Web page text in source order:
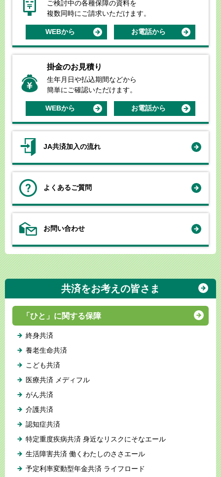
ご検討中の各種保障の資料を
複数同時にご請求いただけます。
WEBから お電話から
掛金のお見積り
生年月日や払込期間などから
簡単にご確認いただけます。
WEBから お電話から
JA共済加入の流れ
よくあるご質問
お問い合わせ
共済をお考えの皆さま
「ひと」に関する保障
終身共済
養老生命共済
こども共済
医療共済 メディフル
がん共済
介護共済
認知症共済
特定重度疾病共済 身近なリスクにそなエール
生活障害共済 働くわたしのささエール
予定利率変動型年金共済 ライフロード